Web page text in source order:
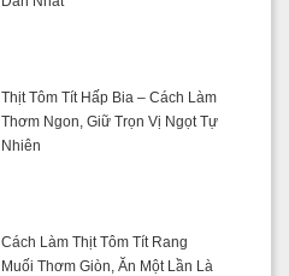
Thịt Tôm Tít Hấp Bia – Cách Làm
Thơm Ngon, Giữ Trọn Vị Ngọt Tự
Nhiên
Cách Làm Thịt Tôm Tít Rang
Muối Thơm Giòn, Ăn Một Lần Là